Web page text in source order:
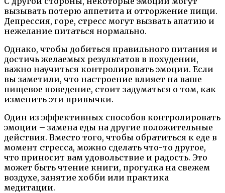
вызывать потерю аппетита и отторжение пищи.
Депрессия, горе, стресс могут вызвать апатию и
нежелание питаться нормально.
Однако, чтобы добиться правильного питания и
достичь желаемых результатов в похудении,
важно научиться контролировать эмоции. Если
вы заметили, что настроение влияет на ваше
пищевое поведение, стоит задуматься о том, как
изменить эти привычки.
Один из эффективных способов контролировать
эмоции – замена еды на другие положительные
действия. Вместо того, чтобы обратиться к еде в
момент стресса, можно сделать что-то другое,
что приносит вам удовольствие и радость. Это
может быть чтение книги, прогулка на свежем
воздухе, занятие хобби или практика
медитации.